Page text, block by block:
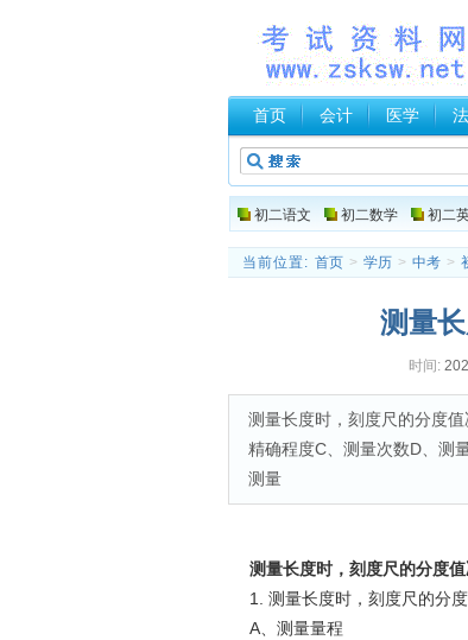
首页 会计 医学
初二语文 初二数学 初二
当前位置: 首页 > 学历 > 中考 >
测量
时间:
测量长度时，刻度尺的分度
精确程度C、测量次数D、测
测量
测量长度时，刻度尺的分度
1. 测量长度时，刻度尺的分
A、测量量程